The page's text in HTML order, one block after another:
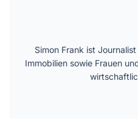
Simon Frank ist
Immobilien sowie Frauen